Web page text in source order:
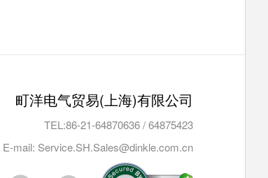
町洋电气贸易(上海)有限公司
TEL:86-21-64870636/64875423
E-mail: Service.SH.Sales@dinkle.com.cn